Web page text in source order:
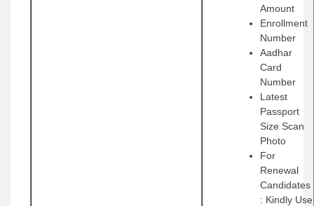
Amount
Enrollment
Number
Aadhar
Card
Number
Latest
Passport
Size Scan
Photo
For
Renewal
Candidates
: Kindly Use